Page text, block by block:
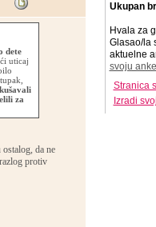
dete
uticaj
za
da ne
protiv
Ukupan
Hvala za
Glasao/la
aktuelne
svoju
Stranica
Izradi